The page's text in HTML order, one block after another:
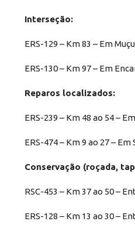
Interseção:
ERS-129 – Km 83 – Em
ERS-130 – Km 97 – Em
Reparos localizados:
ERS-239 – Km 48 ao 54 –
ERS-474 – Km 9 ao 27 –
Conservação (roçada,
RSC-453 – Km 37 ao 50 –
ERS-128 – Km 13 ao 30 –